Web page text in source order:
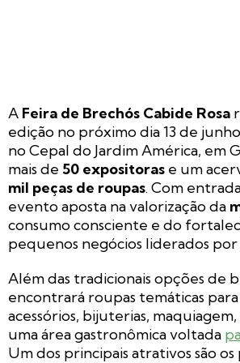
A Feira de Brechós Cabide Rosa
edição no próximo dia 13 de
no Cepal do Jardim América, em
mais de 50 expositoras e um
mil peças de roupas. Com
evento aposta na valorização da
consumo consciente e do
pequenos negócios liderados
Além das tradicionais opções de
encontrará roupas temáticas para
acessórios, bijuterias,
uma área gastronômica voltada
Um dos principais atrativos são